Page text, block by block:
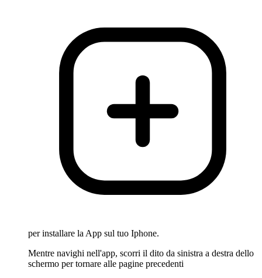
per installare la App sul tuo Iphone.
Mentre navighi nell'app, scorri il dito da sinistra a destra dello
schermo per tornare alle pagine precedenti